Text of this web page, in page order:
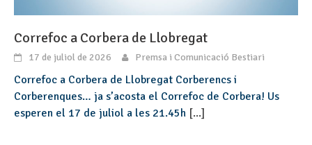
Correfoc a Corbera de Llobregat
17 de juliol de 2026 Premsa i Comunicació Bestiari
Correfoc a Corbera de Llobregat Corberencs i
Corberenques… ja s’acosta el Correfoc de Corbera! Us
esperen el 17 de juliol a les 21.45h [...]